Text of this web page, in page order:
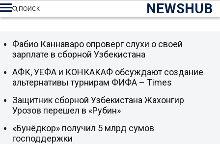
NEWSHUB
ПОИСК
Фабио Каннаваро опроверг слухи о своей
зарплате в сборной Узбекистана
АФК, УЕФА и КОНКАКАФ обсуждают создание
альтернативы турнирам ФИФА – Times
Защитник сборной Узбекистана Жахонгир
Урозов перешел в «Рубин»
«Бунёдкор» получил 5 млрд сумов
господдержки